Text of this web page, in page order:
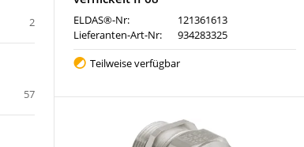
2
57
ELDAS®-Nr:
121361613
Lieferanten-Art-Nr:
934283325
Teilweise verfügbar